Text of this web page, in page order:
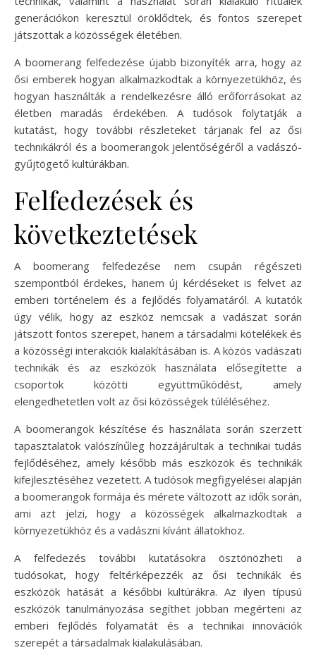
generációkon keresztül öröklődtek, és fontos szerepet
játszottak a közösségek életében.
A boomerang felfedezése újabb bizonyíték arra, hogy az
ősi emberek hogyan alkalmazkodtak a környezetükhöz, és
hogyan használták a rendelkezésre álló erőforrásokat az
életben maradás érdekében. A tudósok folytatják a
kutatást, hogy további részleteket tárjanak fel az ősi
technikákról és a boomerangok jelentőségéről a vadászó-
gyűjtögető kultúrákban.
Felfedezések és
következtetések
A boomerang felfedezése nem csupán régészeti
szempontból érdekes, hanem új kérdéseket is felvet az
emberi történelem és a fejlődés folyamatáról. A kutatók
úgy vélik, hogy az eszköz nemcsak a vadászat során
játszott fontos szerepet, hanem a társadalmi kötelékek és
a közösségi interakciók kialakításában is. A közös vadászati
technikák és az eszközök használata elősegítette a
csoportok közötti együttműködést, amely
elengedhetetlen volt az ősi közösségek túléléséhez.
A boomerangok készítése és használata során szerzett
tapasztalatok valószínűleg hozzájárultak a technikai tudás
fejlődéséhez, amely később más eszközök és technikák
kifejlesztéséhez vezetett. A tudósok megfigyelései alapján
a boomerangok formája és mérete változott az idők során,
ami azt jelzi, hogy a közösségek alkalmazkodtak a
környezetükhöz és a vadászni kívánt állatokhoz.
A felfedezés további kutatásokra ösztönözheti a
tudósokat, hogy feltérképezzék az ősi technikák és
eszközök hatását a későbbi kultúrákra. Az ilyen típusú
eszközök tanulmányozása segíthet jobban megérteni az
emberi fejlődés folyamatát és a technikai innovációk
szerepét a társadalmak kialakulásában.